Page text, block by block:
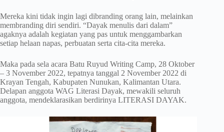
Mereka kini tidak ingin lagi dibranding orang lain, melainkan
membranding diri sendiri. “Dayak menulis dari dalam”
agaknya adalah kegiatan yang pas untuk menggambarkan
setiap helaan napas, perbuatan serta cita-cita mereka.
Maka pada sela acara Batu Ruyud Writing Camp, 28 Oktober
– 3 November 2022, tepatnya tanggal 2 November 2022 di
Krayan Tengah, Kabupaten Nunukan, Kalimantan Utara.
Delapan anggota WAG Literasi Dayak, mewakili seluruh
anggota, mendeklarasikan berdirinya LITERASI DAYAK.